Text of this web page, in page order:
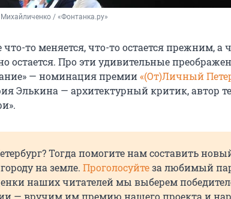
Михайличенко / «Фонтанка.ру»
что-то меняется, что-то остается прежним, а
остается. Про эти удивительные
— номинация премии«(От)Личный
Элькина — архитектурный критик, автор
Тогда помогите нам составить
на земле. Проголосуйтеза любимый
наших читателей мы выберем
— вручим им премию нашего проекта и